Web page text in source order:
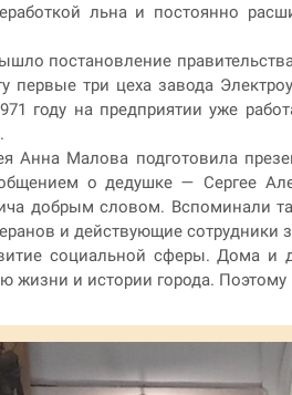
льна и постоянно
постановление
первые три цеха завода
году на предприятии уже
Анна Малова подготовила
о дедушке — Сергее
добрым словом. Вспоминали
и действующие сотрудники
социальной сферы. Дома и
жизни и истории города.